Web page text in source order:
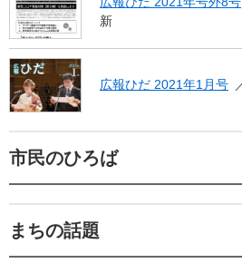
市民のひろば
まちの話題
新
広報ひだ 2021年1月号